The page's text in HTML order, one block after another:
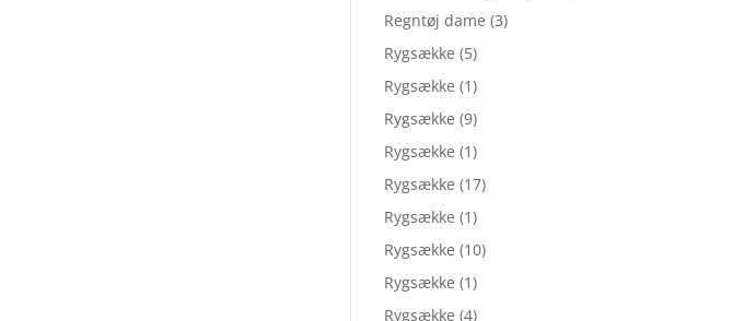
Regntøj dame (3)
Rygsække (5)
Rygsække (1)
Rygsække (9)
Rygsække (1)
Rygsække (17)
Rygsække (1)
Rygsække (10)
Rygsække (1)
Rygsække (4)